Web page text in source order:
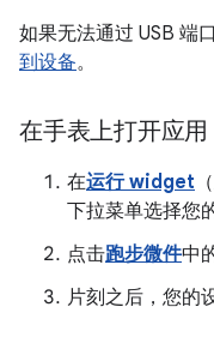
如果无法通过 USB 端
到设备。
在手表上打开应用
在运行 widget
下拉菜单选择您
点击跑步微件中
片刻之后，您的